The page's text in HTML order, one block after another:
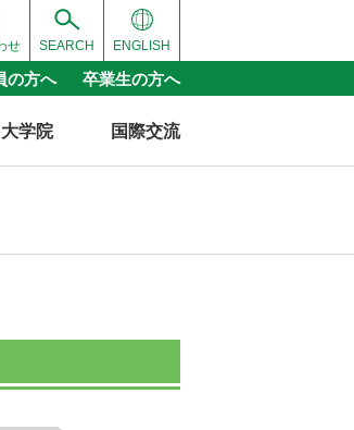
ENGLISH
SEARCH
せ
の方へ 卒業生の方へ
大学院 国際交流